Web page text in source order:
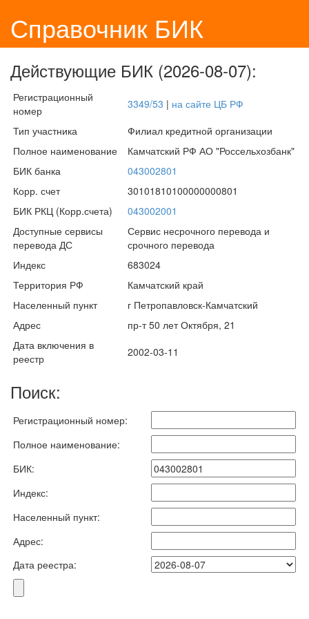
Справочник БИК
Действующие БИК (2026-08-07):
Регистрационный
номер
3349/53 | на сайте ЦБ РФ
Тип участника
Филиал кредитной организации
Полное наименование
Камчатский РФ АО "Россельхозбанк"
БИК банка
043002801
Корр. счет
30101810100000000801
БИК РКЦ (Корр.счета)
043002001
Доступные сервисы
перевода ДС
Сервис несрочного перевода и
срочного перевода
Индекс
683024
Территория РФ
Камчатский край
Населенный пункт
г Петропавловск-Камчатский
Адрес
пр-т 50 лет Октября, 21
Дата включения в
реестр
2002-03-11
Поиск:
Регистрационный номер:
Полное наименование:
БИК:
Индекс:
Населенный пункт:
Адрес:
Дата реестра: